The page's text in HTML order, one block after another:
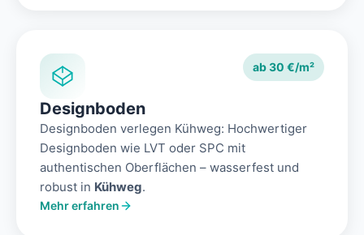
ab 30 €/m²
Designboden
Designboden verlegen Kühweg: Hochwertiger
Designboden wie LVT oder SPC mit
authentischen Oberflächen – wasserfest und
robust in Kühweg.
Mehr erfahren